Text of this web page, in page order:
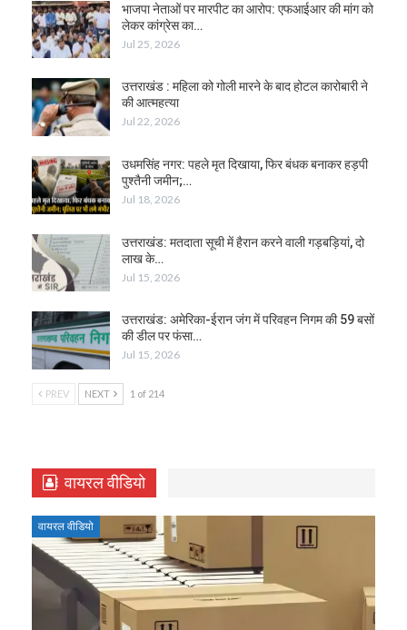
भाजपा नेताओं पर मारपीट का आरोप: एफआईआर की मांग को
लेकर कांग्रेस का…
Jul 25, 2026
उत्तराखंड : महिला को गोली मारने के बाद होटल कारोबारी ने
की आत्महत्या
Jul 22, 2026
उधमसिंह नगर: पहले मृत दिखाया, फिर बंधक बनाकर हड़पी
पुश्तैनी जमीन;…
Jul 18, 2026
उत्तराखंड: मतदाता सूची में हैरान करने वाली गड़बड़ियां, दो
लाख के…
Jul 15, 2026
उत्तराखंड: अमेरिका-ईरान जंग में परिवहन निगम की 59 बसों
की डील पर फंसा…
Jul 15, 2026
PREV NEXT 1 of 214
वायरल वीडियो
वायरल वीडियो